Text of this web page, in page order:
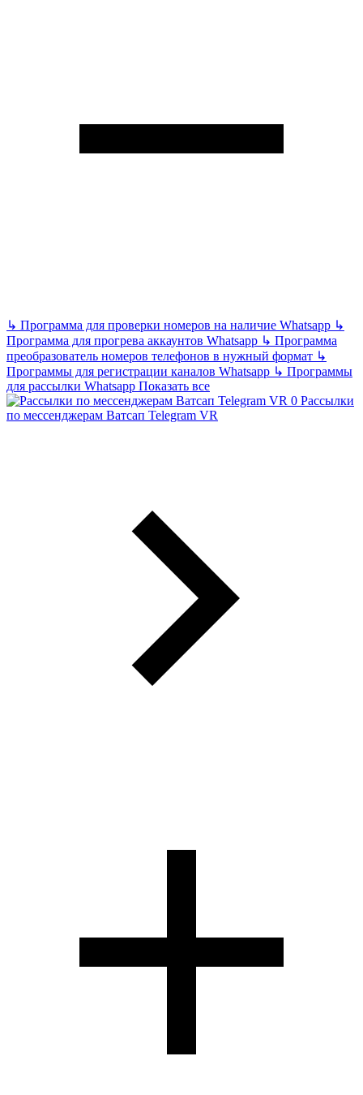
↳ Программа для проверки номеров на наличие Whatsapp ↳
Программа для прогрева аккаунтов Whatsapp ↳ Программа
преобразователь номеров телефонов в нужный формат ↳
Программы для регистрации каналов Whatsapp ↳ Программы
для рассылки Whatsapp Показать все
Рассылки
по мессенджерам Ватсап Telegram VR